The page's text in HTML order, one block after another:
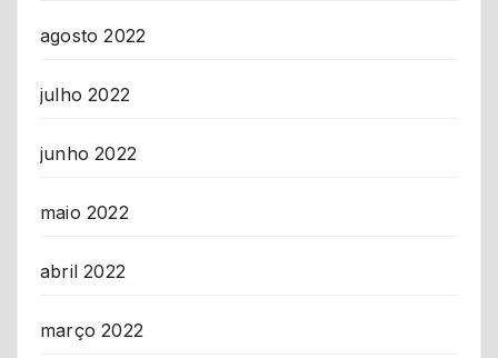
agosto 2022
julho 2022
junho 2022
maio 2022
abril 2022
março 2022